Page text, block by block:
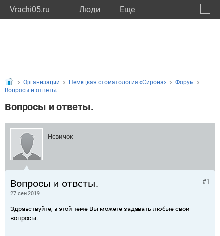
Vrachi05.ru Люди Eще
Организации Немецкая стоматология «Сирона»
Форум
Вопросы и ответы.
Вопросы и ответы.
Новичок
Вопросы и ответы.
27 сен 2019
#1
Здравствуйте, в этой теме Вы можете задавать любые свои
вопросы.